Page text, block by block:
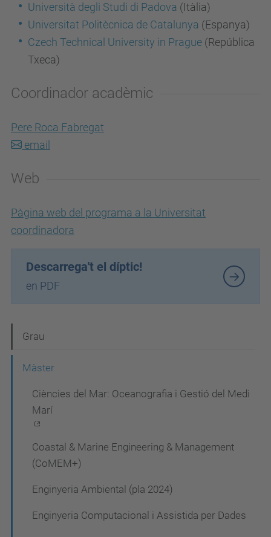
Università degli Studi di Padova (Itàlia)
Universitat Politècnica de Catalunya (Espanya)
Czech Technical University in Prague (República
Txeca)
Coordinador acadèmic
Pere Roca Fabregat
email
Web
Pàgina web del programa a la Universitat
coordinadora
Descarrega't el díptic!
en PDF
a
Grau
Màster
Ciències del Mar: Oceanografia i Gestió del Medi
Marí
Coastal & Marine Engineering & Management
(CoMEM+)
Enginyeria Ambiental (pla 2024)
Enginyeria Computacional i Assistida per Dades